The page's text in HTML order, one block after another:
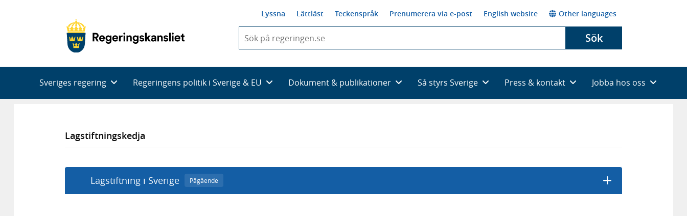
Lyssna Lättläst Teckenspråk Prenumerera via e-post English website Other languages
du
skriva
framträder
en
Sök
Sveriges regering Regeringens politik i Sverige & EU Dokument & publikationer Så styrs Sverige Press & kontakt Jobba hos oss
Lagstiftningskedja
Lagstiftning i Sverige Pågående